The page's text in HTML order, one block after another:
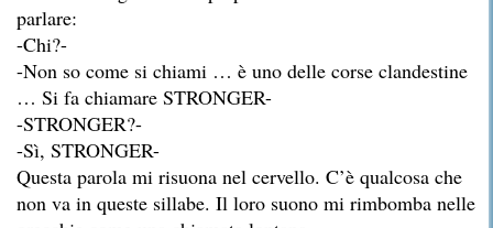
parlare:
-Chi?-
-Non so come si chiami … è uno delle corse clandestine
… Si fa chiamare STRONGER-
-STRONGER?-
-Sì, STRONGER-
Questa parola mi risuona nel cervello. C’è qualcosa che
non va in queste sillabe. Il loro suono mi rimbomba nelle